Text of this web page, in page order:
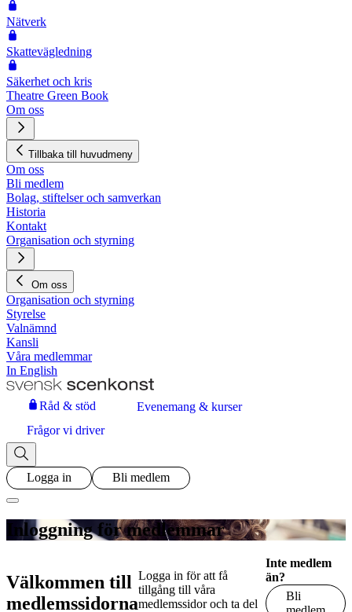
Nätverk
Skattevägledning
Säkerhet och kris
Theatre Green Book
Om oss
Tillbaka till huvudmeny
Om oss
Bli medlem
Bolag, stiftelser och samverkan
Historia
Kontakt
Organisation och styrning
Om oss
Organisation och styrning
Styrelse
Valnämnd
Kansli
Våra medlemmar
In English
Råd & stöd
Evenemang & kurser
Frågor vi driver
Logga in Bli medlem
Inloggning för medlemmar
Välkommen till
medlemssidorna
Logga in för att få
tillgång till våra
medlemssidor och ta del
Inte medlem
än?
Bli